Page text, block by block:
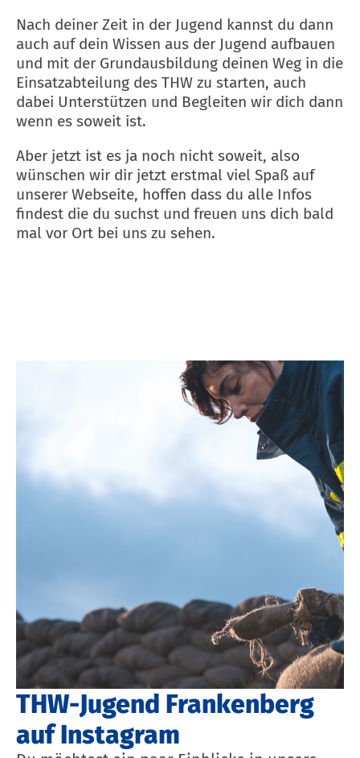
Nach deiner Zeit in der Jugend kannst du dann
auch auf dein Wissen aus der Jugend aufbauen
und mit der Grundausbildung deinen Weg in die
Einsatzabteilung des THW zu starten, auch
dabei Unterstützen und Begleiten wir dich dann
wenn es soweit ist.
Aber jetzt ist es ja noch nicht soweit, also
wünschen wir dir jetzt erstmal viel Spaß auf
unserer Webseite, hoffen dass du alle Infos
findest die du suchst und freuen uns dich bald
mal vor Ort bei uns zu sehen.
THW-Jugend Frankenberg
auf Instagram